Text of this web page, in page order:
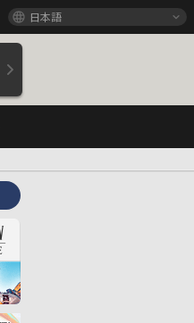
日本語